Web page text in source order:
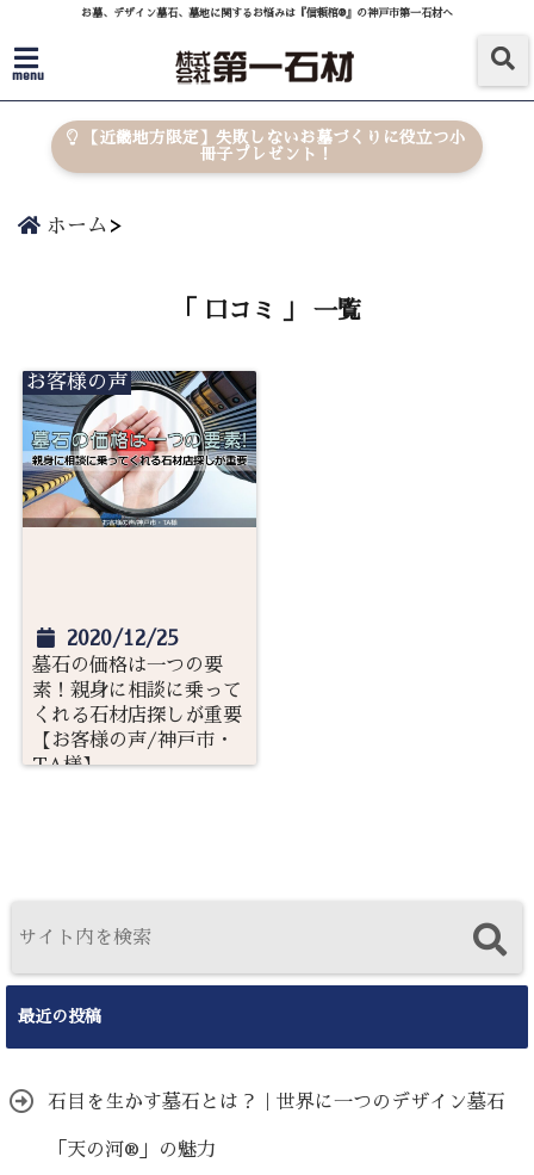
お墓、デザイン墓石、墓地に関するお悩みは『信頼棺®』の神戸市第一石材へ
menu
【近畿地方限定】失敗しないお墓づくりに役立つ小
冊子プレゼント！
ホーム
「 口コミ 」 一覧
お客様の声
2020/12/25
墓石の価格は一つの要
素！親身に相談に乗って
くれる石材店探しが重要
【お客様の声/神戸市・
TA様】
最近の投稿
石目を生かす墓石とは？｜世界に一つのデザイン墓石
「天の河®」の魅力